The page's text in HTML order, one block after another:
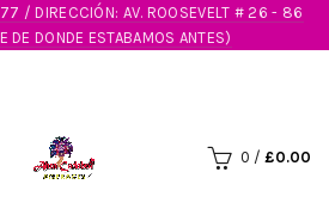
/ DIRECCIÓN: AV. ROOSEVELT # 26 - 86
DE DONDE ESTABAMOS ANTES)
0 / £0.00